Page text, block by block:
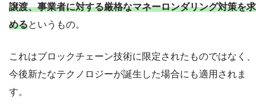
譲渡、事業者に対する厳格なマネーロンダリング対策を求
めるというもの。
これはブロックチェーン技術に限定されたものではなく、
今後新たなテクノロジーが誕生した場合にも適用されま
す。